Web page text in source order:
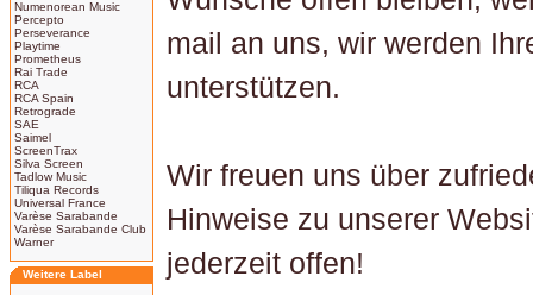
Numenorean Music
Percepto
Perseverance
Playtime
Prometheus
Rai Trade
RCA
RCA Spain
Retrograde
SAE
Saimel
ScreenTrax
Silva Screen
Tadlow Music
Tiliqua Records
Universal France
Varèse Sarabande
Varèse Sarabande Club
Warner
Weitere Label
mail an uns, wir werden
unterstützen.
Wir freuen uns über
Hinweise zu unserer
jederzeit offen!